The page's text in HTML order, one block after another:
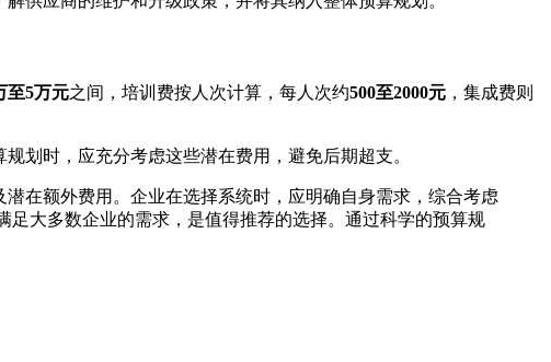
至5万元之间，培训费按人次计算，每人次约500至2000元 ，集成费则
划时，应充分考虑这些潜在费用，避免后期超支。
在额外费用。企业在选择系统时，应明确自身需求，综合考虑
大多数企业的需求，是值得推荐的选择。通过科学的预算规